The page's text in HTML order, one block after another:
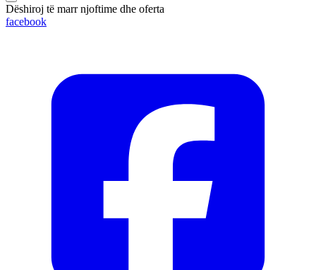
Dëshiroj të marr njoftime dhe oferta
facebook